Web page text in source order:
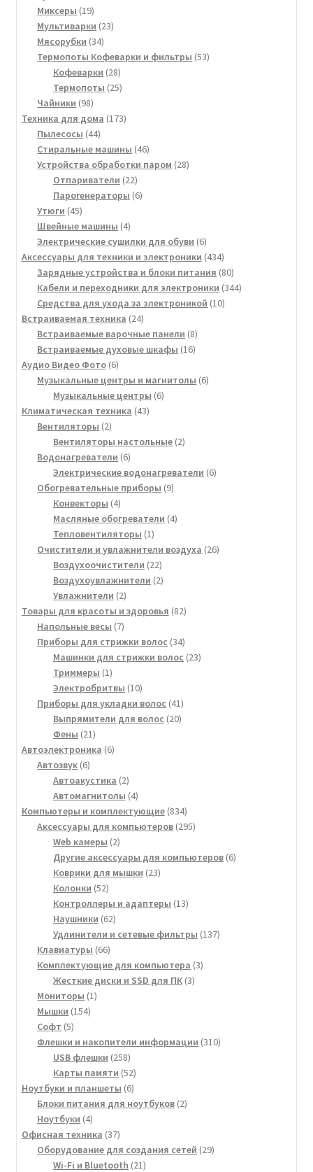
Миксеры 1919
товаров
Мультиварки 2323
Мясорубки 3434
товара
Термопоты Кофеварки и фильтры 5353
Кофеварки 2828
товаров
Термопоты 2525
Чайники 9898
товаров
Техника для дома 173173
Пылесосы 4444
товара
Стиральные машины 4646
товаров
Устройства обработки паром 2828
Отпариватели 2222
товара
Парогенераторы 66
Утюги 4545
товаров
Швейные машины 44
товара
Электрические сушилки для обуви 66
товаров
Аксессуары для техники и электроники 434434
товара
Зарядные устройства и блоки питания 8080
товаров
Кабели и переходники для электроники 344344
Средства для ухода за электроникой 1010
Встраиваемая техника 2424
товара
Встраиваемые варочные панели 88
товаров
Встраиваемые духовые шкафы 1616
Аудио Видео Фото 66
товаров
Музыкальные центры и магнитолы 66
Музыкальные центры 66
Климатическая техника 4343
Вентиляторы 22
товара
Вентиляторы настольные 22
Водонагреватели 66
товаров
Электрические водонагреватели 66
Обогревательные приборы 99
Конвекторы 44
товара
Масляные обогреватели 44
Тепловентиляторы 11
товар
Очистители и увлажнители воздуха 2626
Воздухоочистители 2222
товара
Воздухоувлажнители 22
Увлажнители 22
товара
Товары для красоты и здоровья 8282
Напольные весы 77
товаров
Приборы для стрижки волос 3434
товара
Машинки для стрижки волос 2323
Триммеры 11
товар
Электробритвы 1010
товаров
Приборы для укладки волос 4141
товар
Выпрямители для волос 2020
Фены 2121
товар
Автоэлектроника 66
Автозвук 66
товаров
Автоакустика 22
товара
Автомагнитолы 44
товара
Компьютеры и комплектующие 834834
товара
Аксессуары для компьютеров 295295
Web камеры 22
товара
Другие аксессуары для компьютеров 66
Коврики для мышки 2323
Колонки 5252
товара
Контроллеры и адаптеры 1313
Наушники 6262
товара
Удлинители и сетевые фильтры 137137
Клавиатуры 6666
товаров
Комплектующие для компьютера 33
Жесткие диски и SSD для ПК 33
Мониторы 11
Мышки 154154
Софт 55
товаров
Флешки и накопители информации 310310
USB флешки 258258
товаров
Карты памяти 5252
товара
Ноутбуки и планшеты 66
товаров
Блоки питания для ноутбуков 22
Ноутбуки 44
товара
Офисная техника 3737
товаров
Оборудование для создания сетей 2929
Wi-Fi и Bluetooth 2121